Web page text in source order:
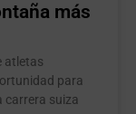
más
atletas
para
carrera suiza